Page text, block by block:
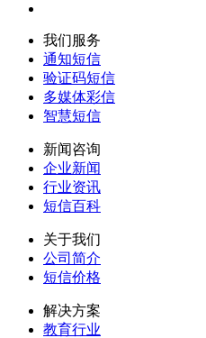
我们服务
通知短信
验证码短信
多媒体彩信
智慧短信
新闻咨询
企业新闻
行业资讯
短信百科
关于我们
公司简介
短信价格
解决方案
教育行业